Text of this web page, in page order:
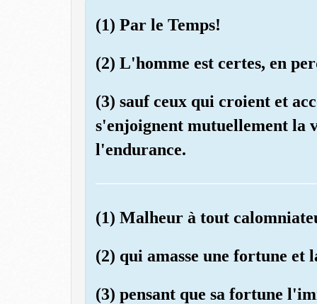
(1) Par le Temps!
(2) L'homme est certes, en
(3) sauf ceux qui croient et
s'enjoignent mutuellement la
l'endurance.
(1) Malheur à tout
(2) qui amasse une fortune et
(3) pensant que sa fortune